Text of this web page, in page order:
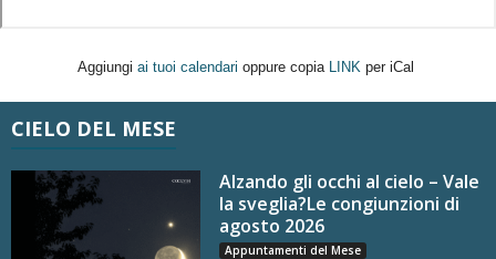
Aggiungi ai tuoi calendari oppure copia LINK per iCal
CIELO DEL MESE
Alzando gli occhi al cielo – Vale
la sveglia?Le congiunzioni di
agosto 2026
Appuntamenti del Mese